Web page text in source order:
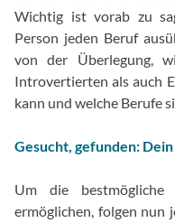
Wichtig ist vorab zu
Person jeden Beruf
von der Überlegung,
Introvertierten als auch
kann und welche Berufe
Gesucht, gefunden:
Um die
ermöglichen, folgen nun